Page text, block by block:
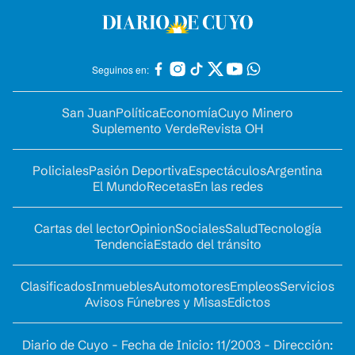
Seguinos en:
San JuanPolíticaEconomíaCuyo Minero
Suplemento VerdeRevista OH
PolicialesPasión DeportivaEspectáculosArgentina
El MundoRecetasEn las redes
Cartas del lectorOpinionSocialesSaludTecnología
TendenciaEstado del tránsito
ClasificadosInmueblesAutomotoresEmpleosServicios
Avisos Fúnebres y MisasEdictos
Diario de Cuyo - Fecha de Inicio: 11/2003 - Dirección: